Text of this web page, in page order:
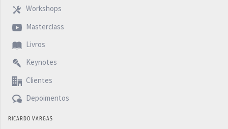
Workshops
Masterclass
Livros
Keynotes
Clientes
Depoimentos
RICARDO VARGAS